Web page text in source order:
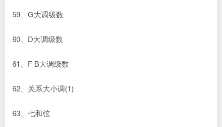
59、G大调级数
60、D大调级数
61、F B大调级数
62、关系大小调(1)
63、七和弦